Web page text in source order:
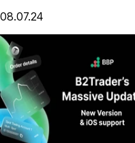
08.07.24